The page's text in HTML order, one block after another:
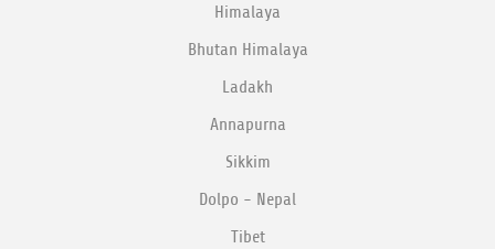
Himalaya
Bhutan Himalaya
Ladakh
Annapurna
Sikkim
Dolpo - Nepal
Tibet